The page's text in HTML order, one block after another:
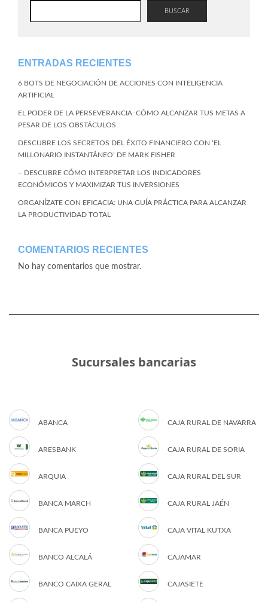
BUSCAR
ENTRADAS RECIENTES
6 BOTS DE NEGOCIACIÓN DE ACCIONES CON INTELIGENCIA
ARTIFICIAL
EL PODER DE LA PERSEVERANCIA: CÓMO ALCANZAR TUS METAS A
PESAR DE LOS OBSTÁCULOS
DESCUBRE LOS SECRETOS DEL ÉXITO FINANCIERO CON ‘EL
MILLONARIO INSTANTÁNEO’ DE MARK FISHER
– DESCUBRE CÓMO INTERPRETAR LOS INDICADORES
ECONÓMICOS Y MAXIMIZAR TUS INVERSIONES
ORGANÍZATE CON EFICACIA: UNA GUÍA PRÁCTICA PARA ALCANZAR
LA PRODUCTIVIDAD TOTAL
COMENTARIOS RECIENTES
No hay comentarios que mostrar.
Sucursales bancarias
ABANCA
ARESBANK
ARQUIA
BANCA MARCH
BANCA PUEYO
BANCO ALCALÁ
BANCO CAIXA GERAL
CAJA RURAL DE NAVARRA
CAJA RURAL DE SORIA
CAJA RURAL DEL SUR
CAJA RURAL JAÉN
CAJA VITAL KUTXA
CAJAMAR
CAJASIETE